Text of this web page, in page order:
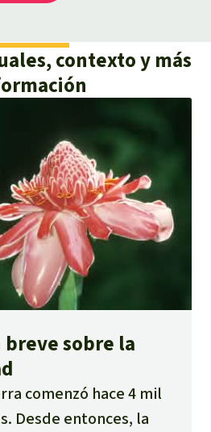
contexto y más
sobre la
comenzó hace 4 mil
Desde entonces, la